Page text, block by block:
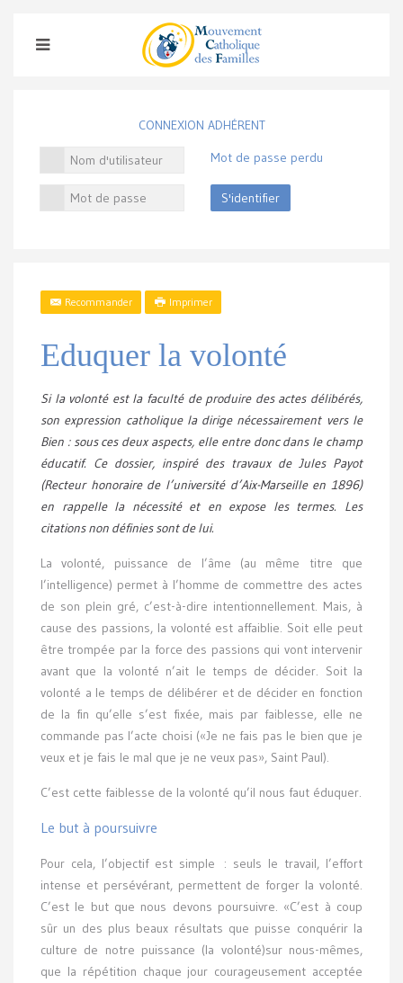
CONNEXION ADHÉRENT
S'identifier
Mot de passe perdu
Recommander Imprimer
Eduquer la volonté
Si la volonté est la faculté de produire des actes délibérés,
son expression catholique la dirige nécessairement vers le
Bien : sous ces deux aspects, elle entre donc dans le champ
éducatif. Ce dossier, inspiré des travaux de Jules Payot
(Recteur honoraire de l’université d’Aix-Marseille en 1896)
en rappelle la nécessité et en expose les termes. Les
citations non définies sont de lui.
La volonté, puissance de l’âme (au même titre que
l’intelligence) permet à l’homme de commettre des actes
de son plein gré, c’est-à-dire intentionnellement. Mais, à
cause des passions, la volonté est affaiblie. Soit elle peut
être trompée par la force des passions qui vont intervenir
avant que la volonté n’ait le temps de décider. Soit la
volonté a le temps de délibérer et de décider en fonction
de la fin qu’elle s’est fixée, mais par faiblesse, elle ne
commande pas l’acte choisi («Je ne fais pas le bien que je
veux et je fais le mal que je ne veux pas», Saint Paul).
C’est cette faiblesse de la volonté qu’il nous faut éduquer.
Le but à poursuivre
Pour cela, l’objectif est simple : seuls le travail, l’effort
intense et persévérant, permettent de forger la volonté.
C’est le but que nous devons poursuivre. «C’est à coup
sûr un des plus beaux résultats que puisse conquérir la
culture de notre puissance (la volonté)sur nous-mêmes,
que la répétition chaque jour courageusement acceptée